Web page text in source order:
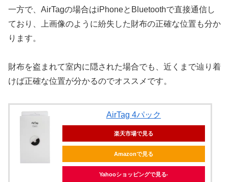
一方で、AirTagの場合はiPhoneとBluetoothで直接通信し
ており、上画像のように紛失した財布の正確な位置も分か
ります。
財布を盗まれて室内に隠された場合でも、近くまで辿り着
けば正確な位置が分かるのでオススメです。
AirTag 4パック
楽天市場で見る
Amazonで見る
Yahooショッピングで見る